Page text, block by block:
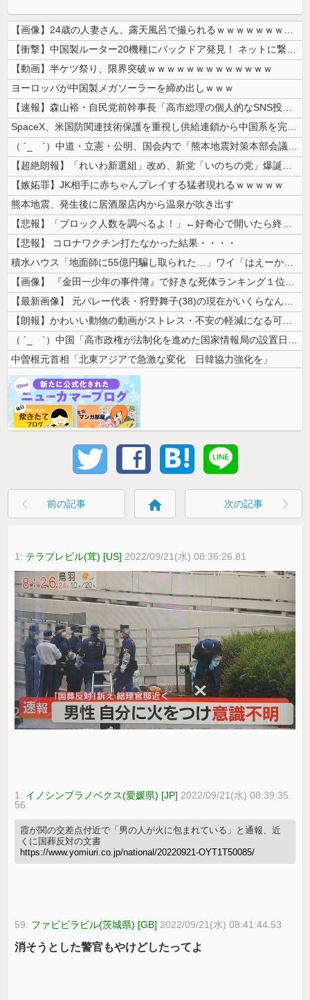
【画像】24歳の人妻さん、露天風呂で撮られるｗｗｗｗｗｗｗｗｗｗｗｗ...
【衝撃】中国製ルーター20機種にバックドア発見！ ネットに繋ぐだけで3...
【動画】半ケツ祭り、限界突破ｗｗｗｗｗｗｗｗｗｗｗｗｗ
ヨーロッパが中国製メガソーラーを締め出しｗｗｗ
【速報】森山裕・自民党前幹事長「高市総理の個人的なSNS投稿が習近平主...
SpaceX、米国防関連技術保護を重視し供給連鎖から中国系を完全排除へ...
（ ´_ゝ`）中道・立憲・公明、国会内で「熊本地震対策本部会議」各省庁...
【超絶朗報】「れいわ新選組」改め、新党「いのちの党」爆誕！！！うおおお...
【嫉妬罪】JK相手に赤ちゃんプレイする猛者現れるｗｗｗｗｗ
熊本地震、発生後に居酒屋店内から温泉が吹き出す
【悲報】「ブロック人数を調べるよ！」←好奇心で開いたら終わるサイトだっ...
【悲報】 コロナワクチン打たなかった結果・・・・
積水ハウス「地面師に55億円騙し取られた…」ワイ「はえーかわいそう…会...
【画像】 『金田一少年の事件簿』で好きな死体ランキング１位がこちら！
【最新画像】 元バレー代表・狩野舞子(38)の現在がいくらなんでも即ハ...
【朗報】かわいい動物の動画がストレス・不安の軽減になる可能性。英大学の...
（ ´_ゝ`）中国「高市政権が法制化を進めた国家情報局の設置日が7月3...
中曽根元首相「北東アジアで急激な変化 日韓協力強化を」
前の記事 home 次の記事
1: テラプレビル(茸) [US] 2022/09/21(水) 08:36:26.81
1: イノシンプラノベクス(愛媛県) [JP] 2022/09/21(水) 08:39:35.
56
霞が関の交差点付近で「男の人が火に包まれている」と通報、近
くに国葬反対の文書
https://www.yomiuri.co.jp/national/20220921-OYT1T50085/
59: ファビピラビル(茨城県) [GB] 2022/09/21(水) 08:41:44.53
消そうとした警官もやけどしたってよ